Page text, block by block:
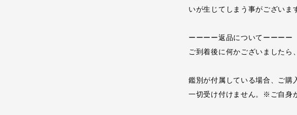
いが生じてしまう事がございま
ーーーー返品についてーーーー
ご到着後に何かございましたら
鑑別が付属している場合、ご購
一切受け付けません。※ご自身